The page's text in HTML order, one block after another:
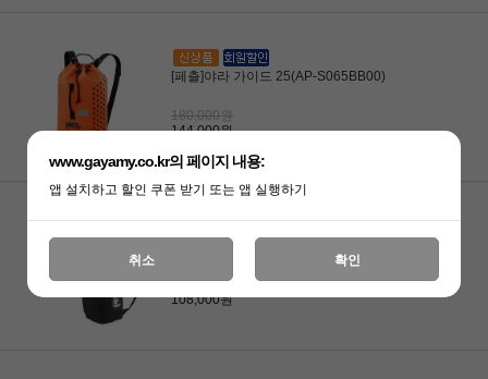
[페츨]야라 가이드 25(AP-S065BB00)
180,000원
144,000원
[페츨]스플릿 로프백(AP-S013AA 01)
135,000원
108,000원
www.gayamy.co.kr의 페이지 내용:
앱 설치하고 할인 쿠폰 받기 또는 앱 실행하기
취소 확인